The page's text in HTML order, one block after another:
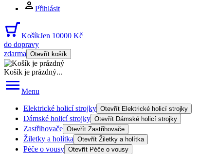
Přihlásit
KošíkJen 10000 Kč
do dopravy
zdarma Otevřít košík
Košík je prázdný...
Menu
Elektrické holicí strojky Otevřít Elektrické holicí strojky
Dámské holicí strojky Otevřít Dámské holicí strojky
Zastřihovače Otevřít Zastřihovače
Žiletky a holítka Otevřít Žiletky a holítka
Péče o vousy Otevřít Péče o vousy